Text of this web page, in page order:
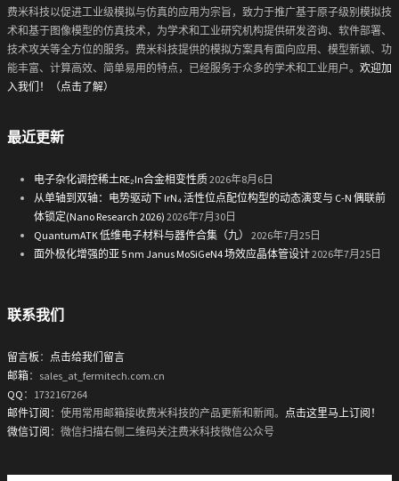
费米科技以促进工业级模拟与仿真的应用为宗旨，致力于推广基于原子级别模拟技
术和基于图像模型的仿真技术，为学术和工业研究机构提供研发咨询、软件部署、
技术攻关等全方位的服务。费米科技提供的模拟方案具有面向应用、模型新颖、功
能丰富、计算高效、简单易用的特点，已经服务于众多的学术和工业用户。 欢迎加
入我们！（点击了解）
最近更新
电子杂化调控稀土RE₂In合金相变性质2026年8月6日
从单轴到双轴：电势驱动下 IrN₄ 活性位点配位构型的动态演变与 C-N 偶联前
体锁定(Nano Research 2026) 2026年7月30日
QuantumATK 低维电子材料与器件合集（九）
2026年7月25日
面外极化增强的亚 5 nm Janus MoSiGeN4 场效应晶体管设计2026年7月25日
联系我们
留言板 ： 点击给我们留言
邮箱：sales_at_fermitech.com.cn
QQ ：1732167264
邮件订阅 ：使用常用邮箱接收费米科技的产品更新和新闻。 点击这里马上订阅！
微信订阅 ：微信扫描右侧二维码关注费米科技微信公众号